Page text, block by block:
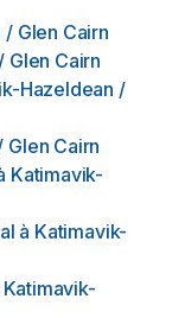
Glen Cairn
Glen Cairn
Hazeldean /
Cairn
Katimavik-
à Katimavik-
Katimavik-